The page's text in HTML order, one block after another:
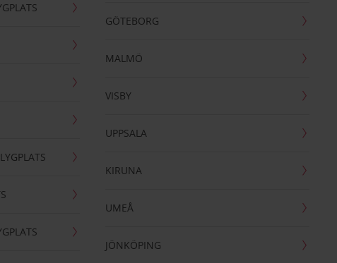
GÖTEBORG
MALMÖ
VISBY
UPPSALA
KIRUNA
UMEÅ
JÖNKÖPING